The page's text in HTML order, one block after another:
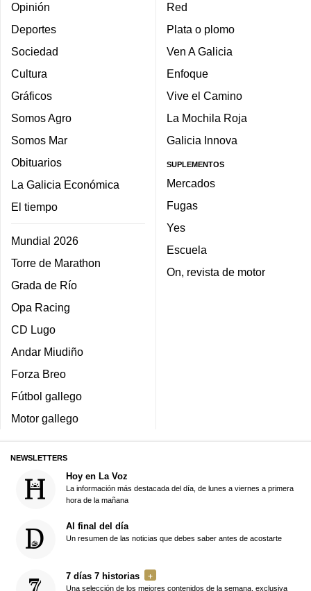
Opinión
Deportes
Sociedad
Cultura
Gráficos
Somos Agro
Somos Mar
Obituarios
La Galicia Económica
El tiempo
Mundial 2026
Torre de Marathon
Grada de Río
Opa Racing
CD Lugo
Andar Miudiño
Forza Breo
Fútbol gallego
Motor gallego
Red
Plata o plomo
Ven A Galicia
Enfoque
Vive el Camino
La Mochila Roja
Galicia Innova
SUPLEMENTOS
Mercados
Fugas
Yes
Escuela
On, revista de motor
NEWSLETTERS
Hoy en La Voz
La información más destacada del día, de lunes a viernes a primera
hora de la mañana
Al final del día
Un resumen de las noticias que debes saber antes de acostarte
7 días 7 historias
Una selección de los mejores contenidos de la semana, exclusiva